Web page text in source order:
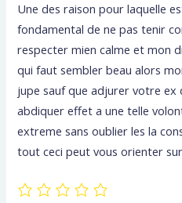
Une des raison pour laquelle
fondamental de ne pas tenir
respecter mien calme et mon
qui faut sembler beau alors
jupe sauf que adjurer votre ex
abdiquer effet a une telle
extreme sans oublier les la
tout ceci peut vous orienter